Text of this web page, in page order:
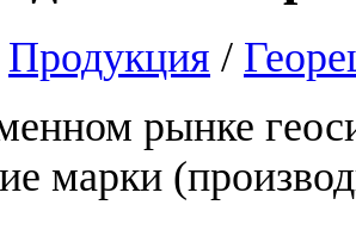
Продукция /
рынке
марки